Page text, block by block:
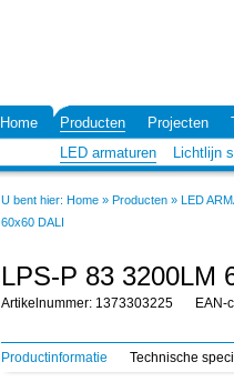
Home Producten Projecten
LED armaturen
Lichtlijn
U bent hier: Home » Producten » LED
60x60 DALI
LPS-P 83 3200LM
Artikelnummer: 1373303225 EAN-
Productinformatie Technische